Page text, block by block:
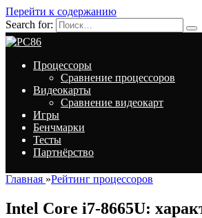
Перейти к содержанию
Search for:
Процессоры
Сравнение процессоров
Видеокарты
Сравнение видеокарт
Игры
Бенчмарки
Тесты
Партнёрство
Главная »Рейтинг процессоров
Intel Core i7-8665U: